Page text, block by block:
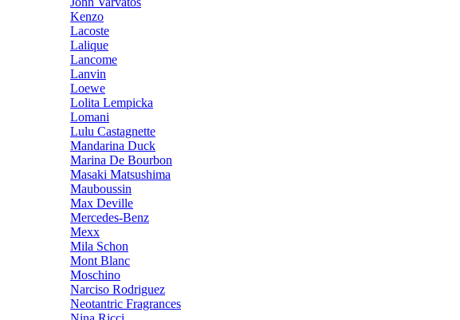
Kenzo
Lacoste
Lalique
Lancome
Lanvin
Loewe
Lolita Lempicka
Lomani
Lulu Castagnette
Mandarina Duck
Marina De Bourbon
Masaki Matsushima
Mauboussin
Max Deville
Mercedes-Benz
Mexx
Mila Schon
Mont Blanc
Moschino
Narciso Rodriguez
Neotantric Fragrances